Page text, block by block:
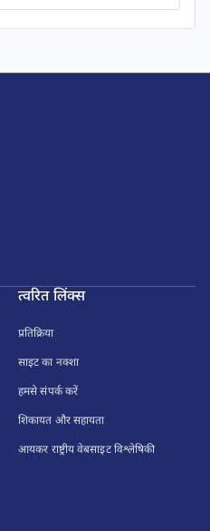
त्वरित लिंक्स
प्रतिक्रिया
साइट का नक्शा
हमसे संपर्क करें
शिकायत और सहायता
आयकर राष्ट्रीय वेबसाइट विश्लेषिकी